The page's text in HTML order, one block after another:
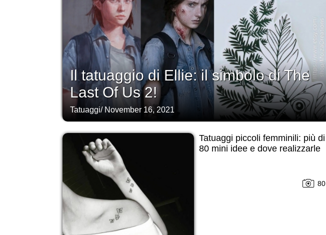
Il tatuaggio di Ellie: il simbolo di The
Last Of Us 2!
Tatuaggi/ November 16, 2021
Tatuaggi piccoli femminili: più di
80 mini idee e dove realizzarle
80